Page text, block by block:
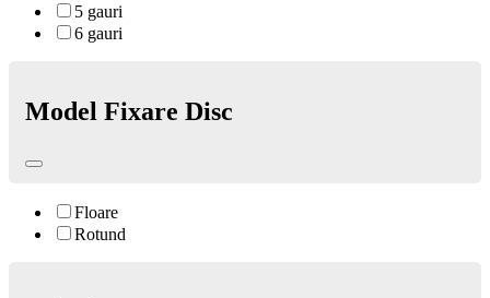
5 gauri
6 gauri
Model Fixare Disc
Floare
Rotund